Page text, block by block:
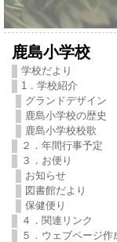
鹿島小学校
学校だより
1．学校紹介
グランドデザイン
鹿島小学校の歴史
鹿島小学校校歌
２．年間行事予定
３．お便り
お知らせ
図書館だより
保健便り
４．関連リンク
５．ウェブページ作